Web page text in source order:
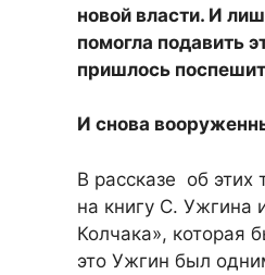
новой власти. И
помогла подавить
пришлось
И снова
В рассказе об этих
на книгу С. Ужгина
Колчака», которая
это Ужгин был